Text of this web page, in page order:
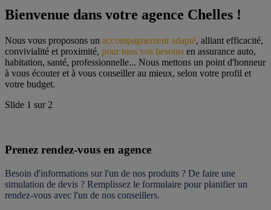
Bienvenue dans votre agence Chelles !
Nous vous proposons un accompagnement adapté, alliant efficacité,
convivialité et proximité, pour tous vos besoins en assurance auto,
habitation, santé, professionnelle... Nous mettons un point d'honneur
à vous écouter et à vous conseiller au mieux, selon votre profil et
votre budget.
Slide 1 sur 2
Prenez rendez-vous en agence
Besoin d'informations sur l'un de nos produits ? De faire une
simulation de devis ? Remplissez le formulaire pour planifier un
rendez-vous avec l'un de nos conseillers.